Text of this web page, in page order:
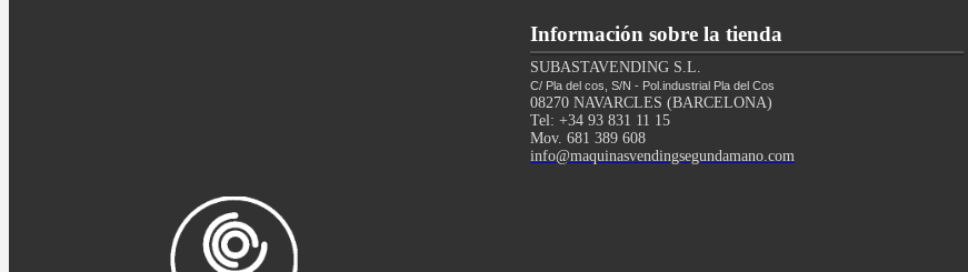
Información sobre la tienda
SUBASTAVENDING S.L.
C/ Pla del cos, S/N - Pol.industrial Pla del Cos
08270 NAVARCLES (BARCELONA)
Tel: +34 93 831 11 15
Mov. 681 389 608
info@maquinasvendingsegundamano.com